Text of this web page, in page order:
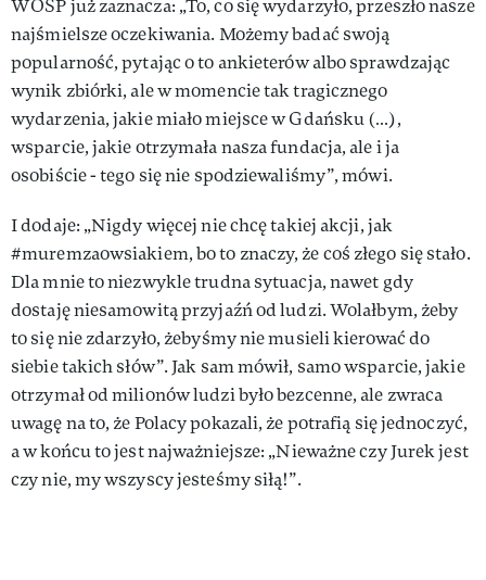
WOŚP już zaznacza: „To, co się wydarzyło, przeszło nasze
najśmielsze oczekiwania. Możemy badać swoją
popularność, pytając o to ankieterów albo sprawdzając
wynik zbiórki, ale w momencie tak tragicznego
wydarzenia, jakie miało miejsce w Gdańsku (…),
wsparcie, jakie otrzymała nasza fundacja, ale i ja
osobiście - tego się nie spodziewaliśmy”, mówi.
I dodaje: „Nigdy więcej nie chcę takiej akcji, jak
#muremzaowsiakiem, bo to znaczy, że coś złego się stało.
Dla mnie to niezwykle trudna sytuacja, nawet gdy
dostaję niesamowitą przyjaźń od ludzi. Wolałbym, żeby
to się nie zdarzyło, żebyśmy nie musieli kierować do
siebie takich słów”. Jak sam mówił, samo wsparcie, jakie
otrzymał od milionów ludzi było bezcenne, ale zwraca
uwagę na to, że Polacy pokazali, że potrafią się jednoczyć,
a w końcu to jest najważniejsze: „Nieważne czy Jurek jest
czy nie, my wszyscy jesteśmy siłą!”.